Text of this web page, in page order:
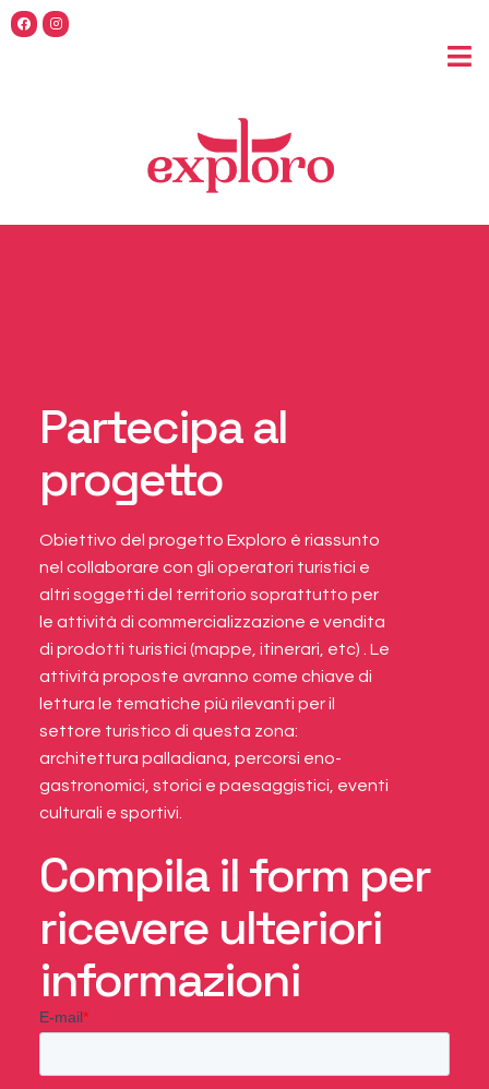
Partecipa al
progetto
Obiettivo del progetto Exploro è riassunto
nel collaborare con gli operatori turistici e
altri soggetti del territorio soprattutto per
le attività di commercializzazione e vendita
di prodotti turistici (mappe, itinerari, etc) . Le
attività proposte avranno come chiave di
lettura le tematiche più rilevanti per il
settore turistico di questa zona:
architettura palladiana, percorsi eno-
gastronomici, storici e paesaggistici, eventi
culturali e sportivi.
Compila il form per
ricevere ulteriori
informazioni